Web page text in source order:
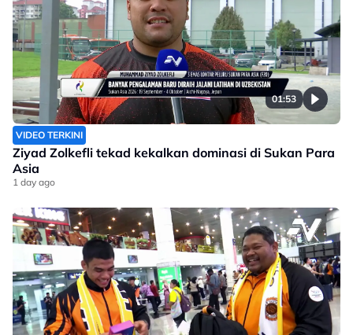
01:53
VIDEO TERKINI
Ziyad Zolkefli tekad kekalkan dominasi di Sukan Para
Asia
1 day ago